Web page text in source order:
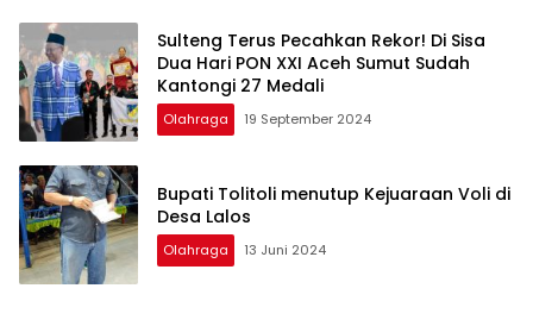
Sulteng Terus Pecahkan Rekor! Di Sisa
Dua Hari PON XXI Aceh Sumut Sudah
Kantongi 27 Medali
Olahraga 19 September 2024
Bupati Tolitoli menutup Kejuaraan Voli di
Desa Lalos
Olahraga 13 Juni 2024